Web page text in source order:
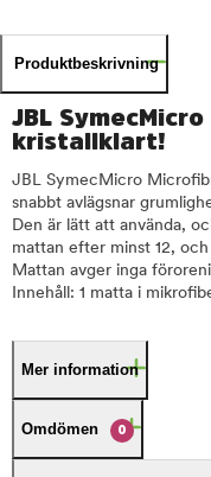
Produktbeskrivning
JBL
kristallklart!
JBL SymecMicro
snabbt avlägsnar
Den är lätt att använda,
mattan efter minst 12,
Mattan avger inga
Innehåll: 1 matta i
Mer information
Omdömen 0